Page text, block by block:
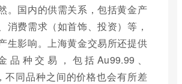
。国内的供需关系，包括黄金产
消费需求（如首饰、投资）等，
生影响。上海黄金交易所还提供
品种交易，包括Au99.99、
不同品种之间的价格也会有所差